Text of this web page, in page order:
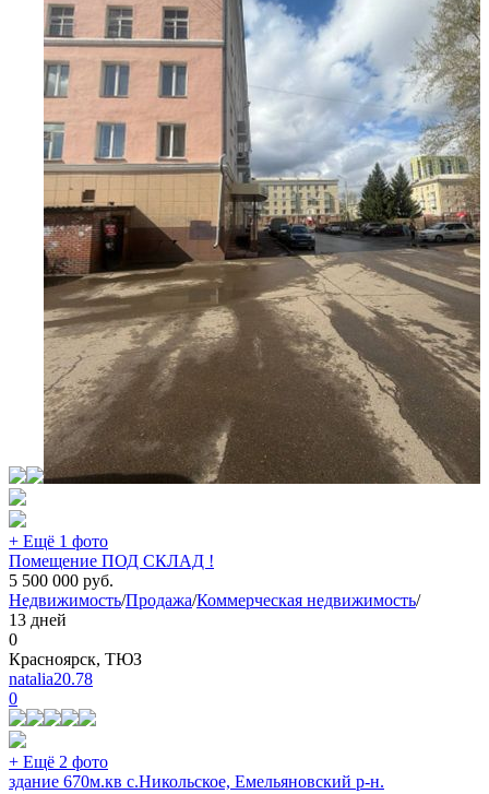
+ Ещё 1 фото
Помещение ПОД СКЛАД !
5 500 000 руб.
Недвижимость/Продажа/Коммерческая недвижимость/
13 дней
0
Красноярск, ТЮЗ
natalia20.78
0
+ Ещё 2 фото
здание 670м.кв с.Никольское, Емельяновский р-н.